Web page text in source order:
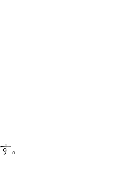
。